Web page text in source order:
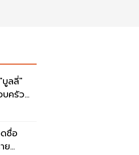
บูลลี่"
ครัว
ชื่อ
ย